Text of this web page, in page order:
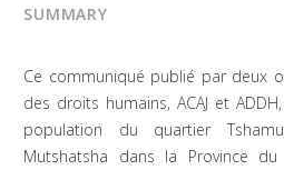
SUMMARY
Ce communiqué publié par deux
des droits humains, ACAJ et
population du quartier
Mutshatsha dans la Province